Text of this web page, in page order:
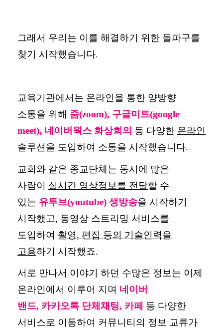
그래서 우리는 이를 해결하기 위한 돌파구를
찾기 시작했습니다.
교육기관에서는 온라인을 통한 양방향
소통을 위해 줌(zoom), 구글미트(google
meet), 네이버웍스 화상회의 등 다양한 온라인
솔루션을 도입하여 소통을 시작했습니다.
교회와 같은 종교단체는 동시에 많은
사람이 실시간 영상정보를 전달할 수
있는 유투브(youtube) 생방송을 시작하기
시작했고, 동영상 스트리밍 서비스를
도입하여 촬영, 편집 등의 기술인력을
고용하기 시작했죠.
서로 만나서 이야기 하던 수많은 정보는 이제
온라인에서 이루어 지며 네이버
밴드, 카카오톡 단체채팅, 카페
등 다양한
서비스로 이동하여 커뮤니티의 정보 교류가